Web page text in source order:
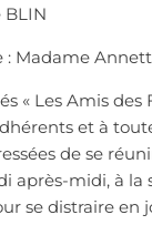
BLIN
: Madame
« Les Amis des
et à
de se
après-midi, à la
se distraire en